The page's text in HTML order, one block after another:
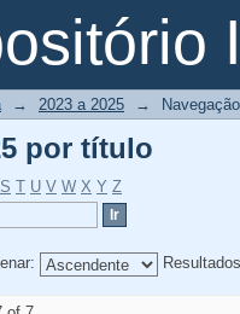
por título
→ 2023 a 2025 →
por título
S T U V W X Y Z